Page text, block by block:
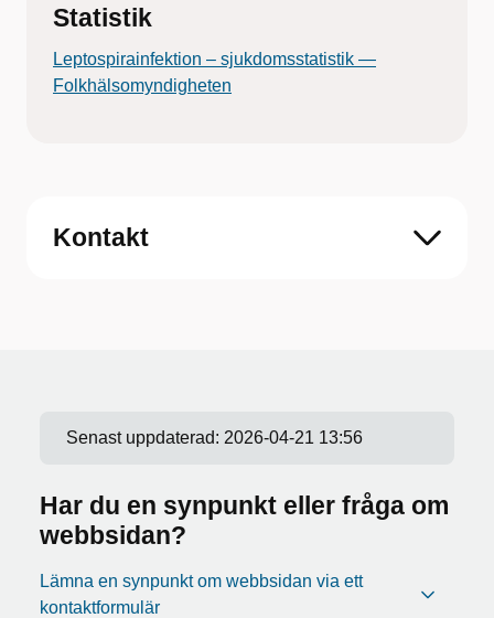
Statistik
Leptospirainfektion – sjukdomsstatistik —
Folkhälsomyndigheten
Kontakt
Senast uppdaterad: 2026-04-21 13:56
Har du en synpunkt eller fråga om
webbsidan?
Lämna en synpunkt om webbsidan via ett
kontaktformulär